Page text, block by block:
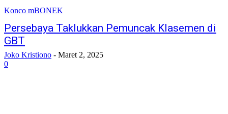
Konco mBONEK
Persebaya Taklukkan Pemuncak Klasemen di
GBT
Joko Kristiono - Maret 2, 2025
0